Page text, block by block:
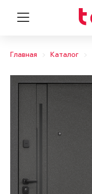
Главная Каталог